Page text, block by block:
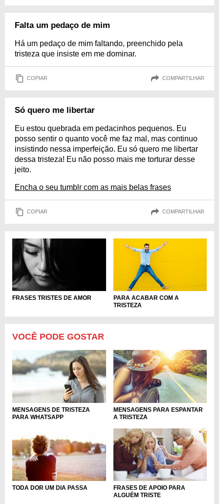
Falta um pedaço de mim
Há um pedaço de mim faltando, preenchido pela
tristeza que insiste em me dominar.
COPIAR COMPARTILHAR
Só quero me libertar
Eu estou quebrada em pedacinhos pequenos. Eu
posso sentir o quanto você me faz mal, mas continuo
insistindo nessa imperfeição. Eu só quero me libertar
dessa tristeza! Eu não posso mais me torturar desse
jeito.
Encha o seu tumblr com as mais belas frases
COPIAR COMPARTILHAR
FRASES TRISTES DE AMOR
PARA ACABAR COM A
TRISTEZA
VOCÊ PODE GOSTAR
MENSAGENS DE TRISTEZA
PARA WHATSAPP
MENSAGENS PARA ESPANTAR
A TRISTEZA
TODA DOR UM DIA PASSA
FRASES DE APOIO PARA
ALGUÉM TRISTE